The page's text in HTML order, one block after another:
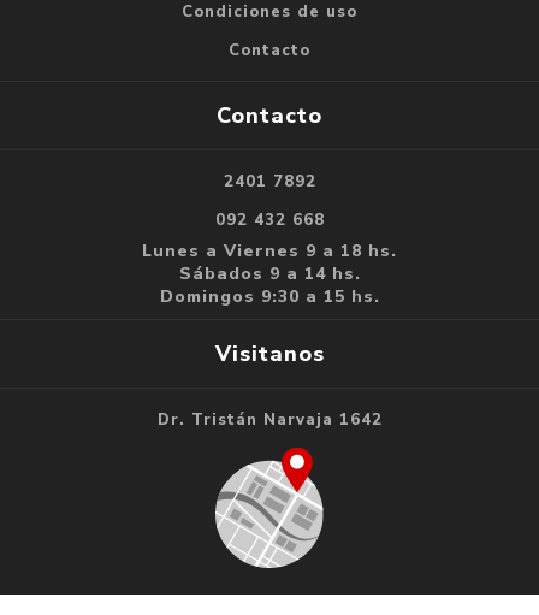
Condiciones de uso
Contacto
Contacto
2401 7892
092 432 668
Lunes a Viernes 9 a 18 hs.
Sábados 9 a 14 hs.
Domingos 9:30 a 15 hs.
Visitanos
Dr. Tristán Narvaja 1642